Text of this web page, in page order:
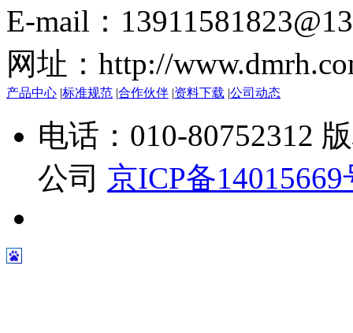
E-mail：
网址：http://
产品中心 |标准规范 |合作伙伴 |资料下载 |公司动态
电话：010-80752312
公司 京ICP备14015669